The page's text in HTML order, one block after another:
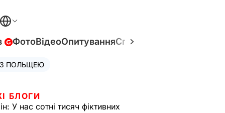
ФотоВідеоОпитуванняСпецпроєкти
ПОЛЬЩЕЮ
БЛОГИ
У нас сотні тисяч фіктивних